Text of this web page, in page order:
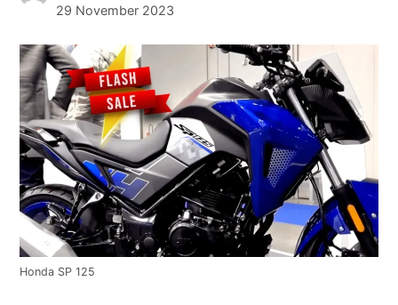
29 November 2023
Honda SP 125